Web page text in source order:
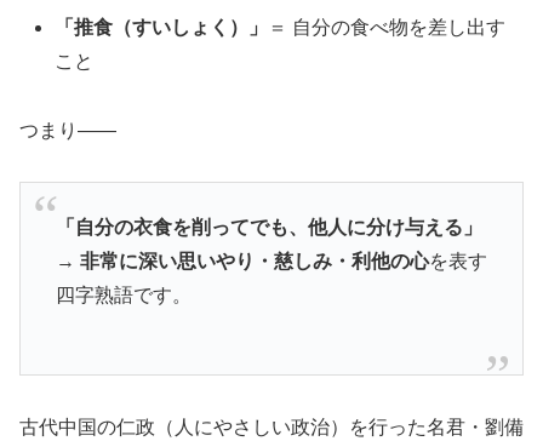
「推食（すいしょく）」
＝ 自分の食べ物を差し出す
こと
つまり――
「自分の衣食を削ってでも、他人に分け与える」
→ 非常に深い思いやり・慈しみ・利他の心を表す
四字熟語です。
古代中国の仁政（人にやさしい政治）を行った名君・劉備